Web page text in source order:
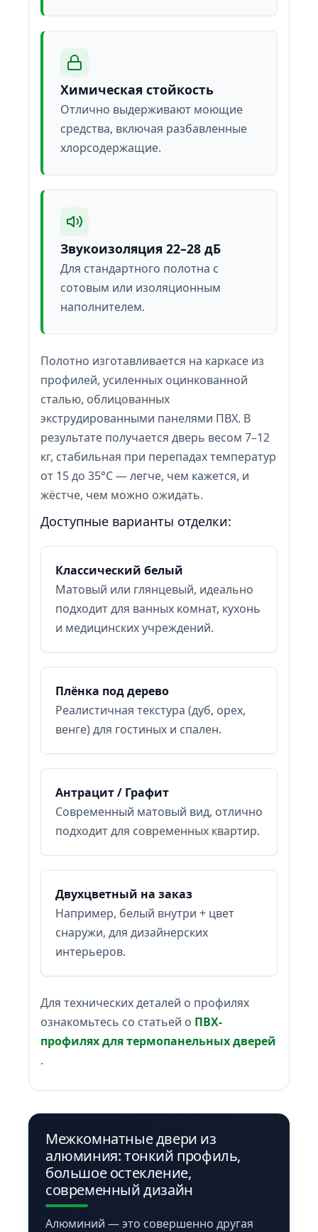
Химическая стойкость
Отлично выдерживают моющие
средства, включая разбавленные
хлорсодержащие.
Звукоизоляция 22–28 дБ
Для стандартного полотна с
сотовым или изоляционным
наполнителем.
Полотно изготавливается на каркасе из
профилей, усиленных оцинкованной
сталью, облицованных
экструдированными панелями ПВХ. В
результате получается дверь весом 7–12
кг, стабильная при перепадах температур
от 15 до 35°C — легче, чем кажется, и
жёстче, чем можно ожидать.
Доступные варианты отделки:
Классический белый
Матовый или глянцевый, идеально
подходит для ванных комнат, кухонь
и медицинских учреждений.
Плёнка под дерево
Реалистичная текстура (дуб, орех,
венге) для гостиных и спален.
Антрацит / Графит
Современный матовый вид, отлично
подходит для современных квартир.
Двухцветный на заказ
Например, белый внутри + цвет
снаружи, для дизайнерских
интерьеров.
Для технических деталей о профилях
ознакомьтесь со статьей о ПВХ-
профилях для термопанельных дверей
.
Межкомнатные двери из
алюминия: тонкий профиль,
большое остекление,
современный дизайн
Алюминий — это совершенно другая